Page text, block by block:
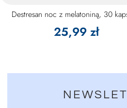
Destresan noc z melatoniną, 30
25,99 zł